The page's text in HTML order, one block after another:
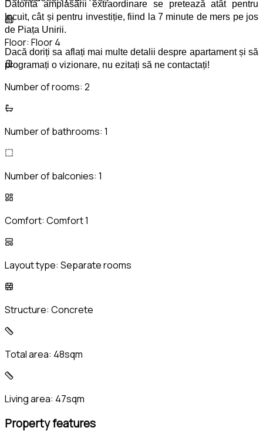
Datorită amplasării extraordinare se pretează atât pentru
locuit, cât și pentru investiție, fiind la 7 minute de mers pe jos
de Piața Unirii.
Dacă doriți sa aflați mai multe detalii despre apartament și să
programați o vizionare, nu ezitați să ne contactați!
Floor: Floor 4
Number of rooms: 2
Number of bathrooms: 1
Number of balconies: 1
Comfort: Comfort 1
Layout type: Separate rooms
Structure: Concrete
Total area: 48sqm
Living area: 47sqm
Property features